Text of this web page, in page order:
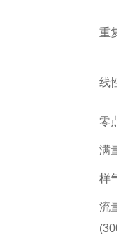
重
线
零
满
样
流